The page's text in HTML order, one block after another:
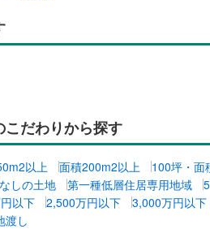
だわりから探す
以上 面積200m2以上 100坪・面
しの土地 第一種低層住居専用地域
以下 2,500万円以下 3,000万円以下
渡し